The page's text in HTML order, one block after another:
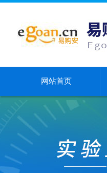
网站首页